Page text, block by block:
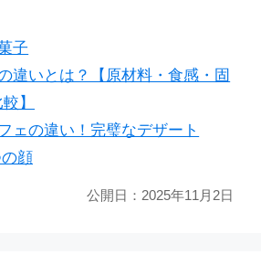
子
違いとは？【原材料・食感・固
】
ェの違い！完璧なデザート
の顔
公開日： 2025年11月2日